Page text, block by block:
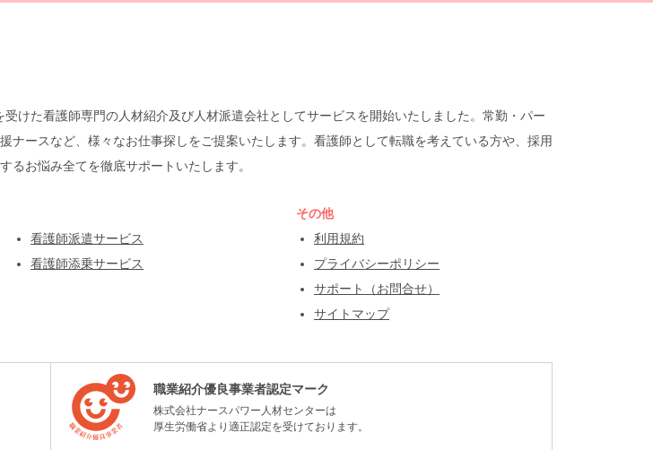
けた看護師専門の人材紹介及び人材派遣会社としてサービスを開始いたしました。常勤・パー
ナースなど、様々なお仕事探しをご提案いたします。看護師として転職を考えている方や、採用
お悩み全てを徹底サポートいたします。
看護師派遣サービス
看護師添乗サービス
その他
利用規約
プライバシーポリシー
サポート（お問合せ）
サイトマップ
職業紹介優良事業者認定マーク
株式会社ナースパワー人材センターは
厚生労働省より適正認定を受けております。